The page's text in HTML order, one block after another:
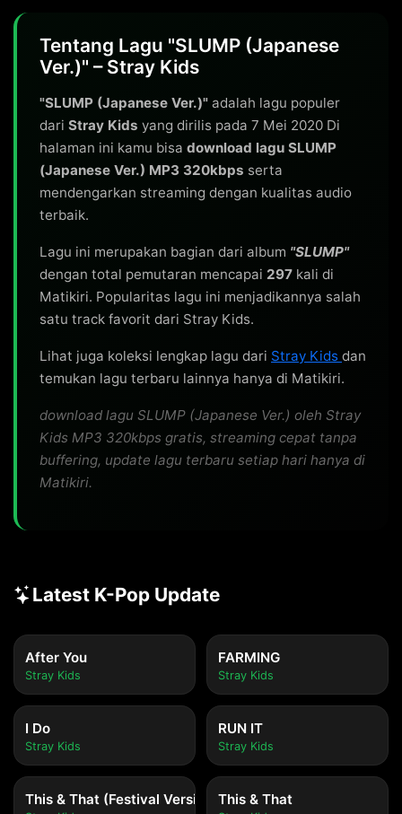
Tentang Lagu "SLUMP (Japanese
Ver.)" – Stray Kids
"SLUMP (Japanese Ver.)" adalah lagu populer
dari Stray Kids yang dirilis pada 7 Mei 2020 Di
halaman ini kamu bisa download lagu SLUMP
(Japanese Ver.) MP3 320kbps serta
mendengarkan streaming dengan kualitas audio
terbaik.
Lagu ini merupakan bagian dari album "SLUMP"
dengan total pemutaran mencapai 297 kali di
Matikiri. Popularitas lagu ini menjadikannya salah
satu track favorit dari Stray Kids.
Lihat juga koleksi lengkap lagu dari Stray Kids dan
temukan lagu terbaru lainnya hanya di Matikiri.
download lagu SLUMP (Japanese Ver.) oleh Stray
Kids MP3 320kbps gratis, streaming cepat tanpa
buffering, update lagu terbaru setiap hari hanya di
Matikiri.
Latest K-Pop Update
After You
Stray Kids
FARMING
Stray Kids
I Do
Stray Kids
RUN IT
Stray Kids
This & That (Festival Version) This & That